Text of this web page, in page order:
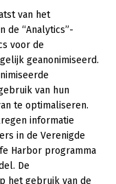
van het
de “Analytics”-
voor de
geanonimiseerd.
van hun
te optimaliseren.
informatie
in de Verenigde
Harbor programma
De
het gebruik van de